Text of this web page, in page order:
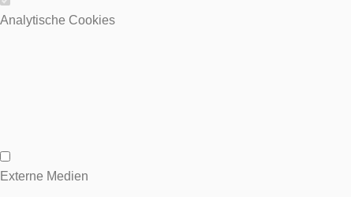
Wesentliche Cookies
Analytische Cookies
Analytische Cookies
Externe Medien